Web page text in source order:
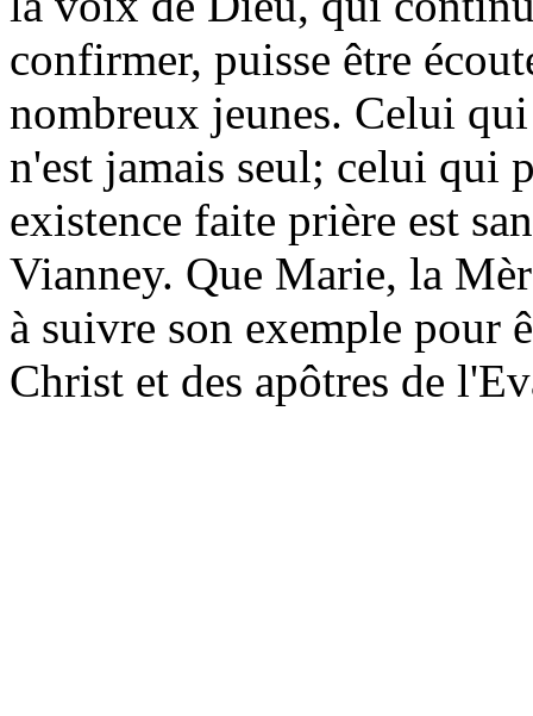
confirmer, puisse être
nombreux jeunes. Celui
n'est jamais seul; celui qui
existence faite prière est
Vianney. Que Marie, la
à suivre son exemple pour
Christ et des apôtres de